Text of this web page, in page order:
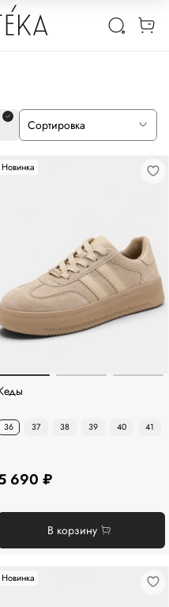
Новинка
36 37 38 39 40 41
690 ₽
В корзину
Новинка